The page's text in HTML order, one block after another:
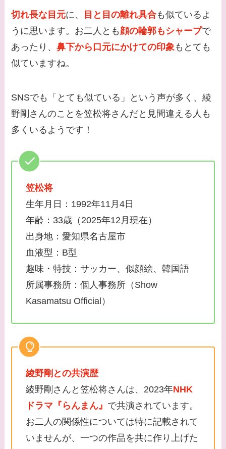
切れ長な目元に、 目と目の離れ具合も似ているよ
うに思います。お二人とも 顔の輪郭もシャープで
あったり、鼻下から口元にかけての印象もとても
似ていますね。
SNSでも「とても似ている」という声が多く、綾
野剛さんのことを笠松将さんだと見間違える人も
多くいるようです！
笠松将
生年月日：1992年11月4日
年齢：33歳（2025年12月現在）
出身地：愛知県名古屋市
血液型：B型
趣味・特技：サッカー、似顔絵、韓国語
所属事務所：個人事務所（Show
Kasamatsu Official）
綾野剛との共演歴
綾野剛さんと笠松将さんは、2023年NHK
ドラマ『らんまん』 で共演されています。
お二人の関係性については特に記載されて
いませんが、一つの作品を共に作り上げた